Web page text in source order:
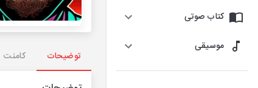
کتاب صوتی
موسیقی
توضیحات کامنت